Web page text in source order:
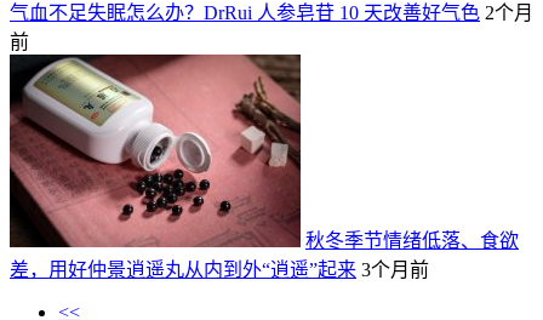
气血不足失眠怎么办？DrRui 人参皂苷 10 天改善好气色 2个月
前
秋冬季节情绪低落、食欲
差，用好仲景逍遥丸从内到外“逍遥”起来 3个月前
<<